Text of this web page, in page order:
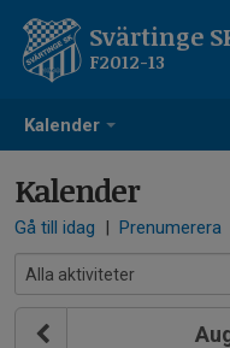
Kalender
Svärtinge
F2012-13
Kalender
Gå till idag | Prenumerera